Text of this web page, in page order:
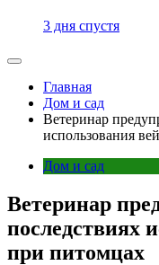
3 дня спустя
Главная
Дом и сад
Ветеринар
использования
Дом и сад
Ветеринар
последствиях
при питомцах